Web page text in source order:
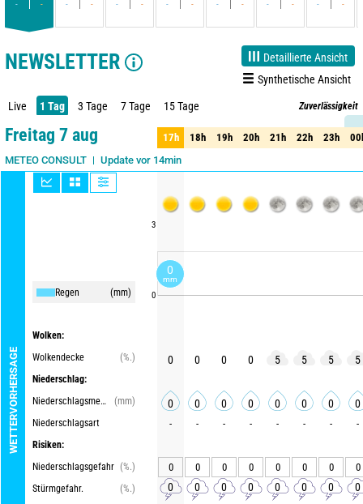
- - - - - - - - - - - - - -
NEWSLETTER
Detaillierte Ansicht
Synthetische Ansicht
Live 1 Tag 3 Tage 7 Tage 15 Tage Zuverlässigkeit
75%
Freitag 7 aug
METEO CONSULT Update vor 14min
WETTERVORHERSAGE
Regen (mm)
Wolken:
Wolkendecke
(%.)
Niederschlag:
Niederschlagsmenge
(mm)
Niederschlagsart
Risiken:
Niederschlagsgefahr (%.)
Stürmgefahr.
(%.)
3
0
17h 18h 19h 20h 21h 22h 23h
17h 18h 19h 20h 21h 22h 23h
0 0 0 0 5 5 5 5
0 0 0 0 0 0 0 0
- - - - - - - -
0 0 0 0 0 0 0 0
0 0 0 0 0 0 0 0
0
mm